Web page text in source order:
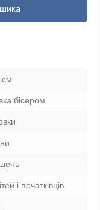
см
бісером
і початківців